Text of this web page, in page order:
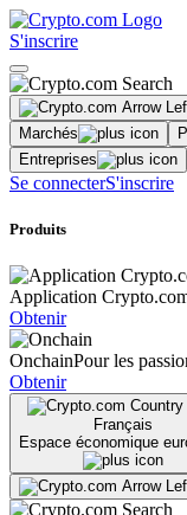
S'inscrire
Marchés
Entreprises
Se connecterS'inscrire
Produits
Application
Obtenir
OnchainPour les
Obtenir
Français
Espace économique